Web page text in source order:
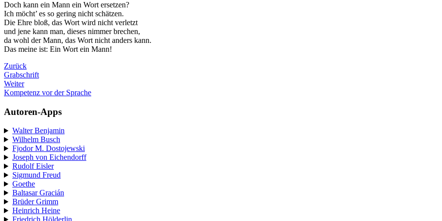
Doch kann ein Mann ein Wort ersetzen?
Ich möcht’ es so gering nicht schätzen.
Die Ehre bloß, das Wort wird nicht verletzt
und jene kann man, dieses nimmer brechen,
da wohl der Mann, das Wort nicht anders kann.
Das meine ist: Ein Wort ein Mann!
Zurück
Grabschrift
Weiter
Kompetenz vor der Sprache
Autoren-Apps
Walter Benjamin
Wilhelm Busch
Fjodor M. Dostojewski
Joseph von Eichendorff
Rudolf Eisler
Sigmund Freud
Goethe
Baltasar Gracián
Brüder Grimm
Heinrich Heine